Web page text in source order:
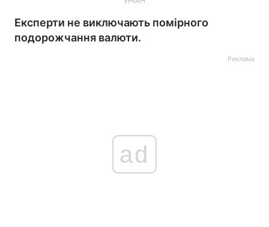
Експерти не виключають помірного
подорожчання валюти.
Реклама
ad